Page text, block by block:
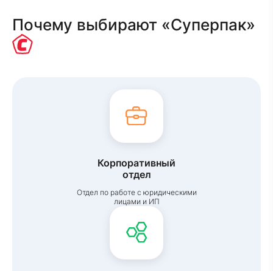
Почему выбирают «Суперпак»
Корпоративный
отдел
Отдел по работе с юридическими
лицами и ИП